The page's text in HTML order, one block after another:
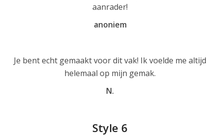
aanrader!
anoniem
Je bent echt gemaakt voor dit vak! Ik voelde me altijd
helemaal op mijn gemak.
N.
Style 6